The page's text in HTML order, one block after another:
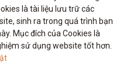
là tài liệu lưu trữ các
sinh ra trong quá trình bạn
Mục đích của Cookies là